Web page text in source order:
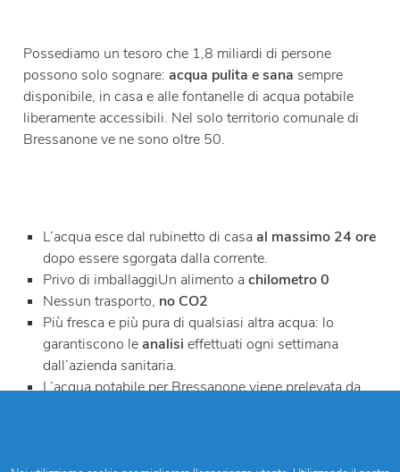
Possediamo un tesoro che 1,8 miliardi di persone
possono solo sognare:acqua pulita e sana sempre
disponibile, in casa e alle fontanelle di acqua potabile
liberamente accessibili. Nel solo territorio comunale di
Bressanone ve ne sono oltre 50.
L’acqua esce dal rubinetto di casaal massimo 24 ore
dopo essere sgorgata dalla corrente.
Privo di imballaggiUn alimento achilometro 0
Nessun trasporto, no CO2
Più fresca e più pura di qualsiasi altra acqua: lo
garantiscono leanalisi effettuati ogni settimana
dall’azienda sanitaria.
L’acqua potabile per Bressanone viene prelevata da